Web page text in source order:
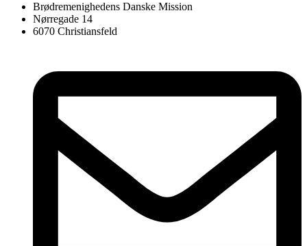
Brødremenighedens Danske Mission
Nørregade 14
6070 Christiansfeld